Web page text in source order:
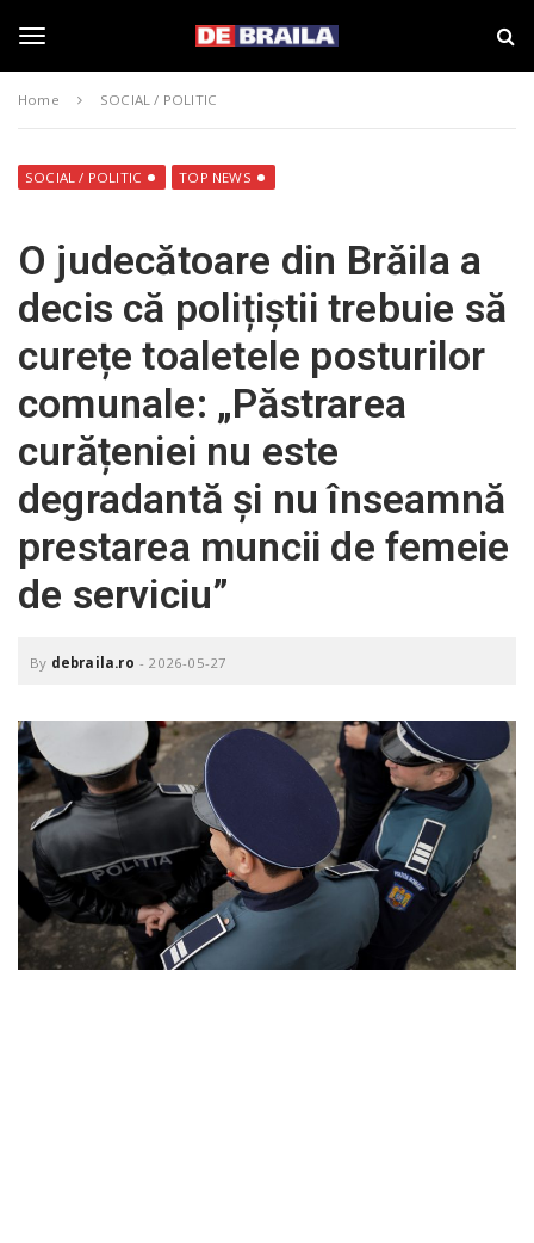
g
l
e
n
a
g
a
t
i
a
–
d
e
b
r
a
i
l
a
.
r
o
Home SOCIAL / POLITIC
SOCIAL / POLITIC TOP NEWS
O judecătoare din Brăila a
decis că polițiștii trebuie să
curețe toaletele posturilor
comunale: „Păstrarea
curățeniei nu este
degradantă și nu înseamnă
prestarea muncii de femeie
de serviciu”
By debraila.ro - 2026-05-27